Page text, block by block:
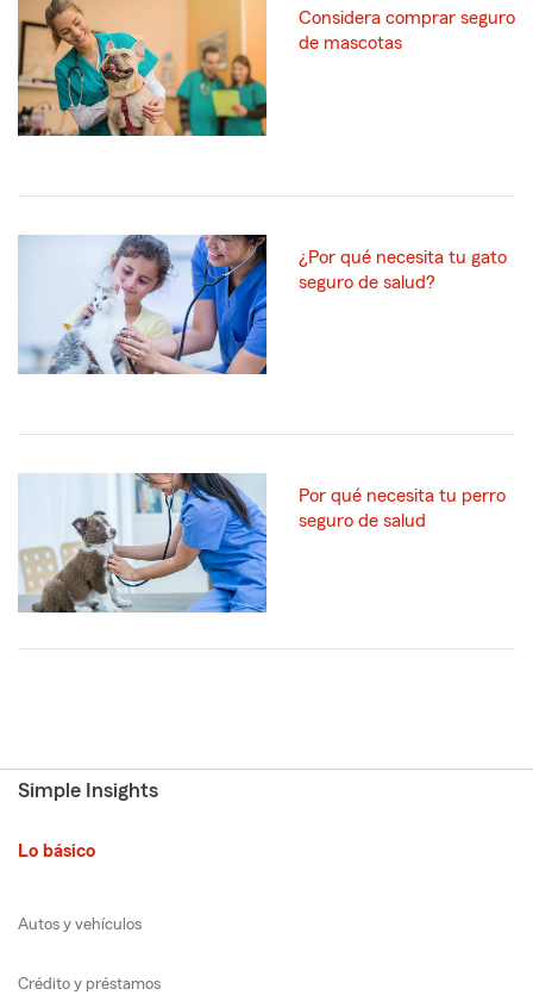
Considera comprar seguro
de mascotas
¿Por qué necesita tu gato
seguro de salud?
Por qué necesita tu perro
seguro de salud
Simple Insights
Lo básico
Autos y vehículos
Crédito y préstamos